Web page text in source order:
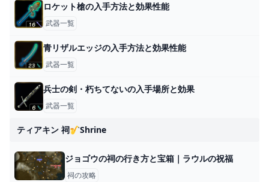
ロケット槍の入手方法と効果性能
武器一覧
青リザルエッジの入手方法と効果性能
武器一覧
兵士の剣・朽ちてないの入手場所と効果
武器一覧
ティアキン 祠🎷shrine
ジョゴウの祠の行き方と宝箱｜ラウルの祝福
祠の攻略